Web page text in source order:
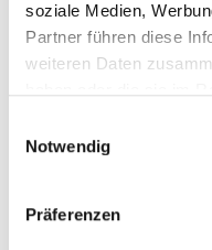
soziale Medien,
Partner führen diese
weiteren Daten
Notwendig
Präferenzen
Abonnieren
Abonnieren Sie hier
benachrichtigt zu werden,